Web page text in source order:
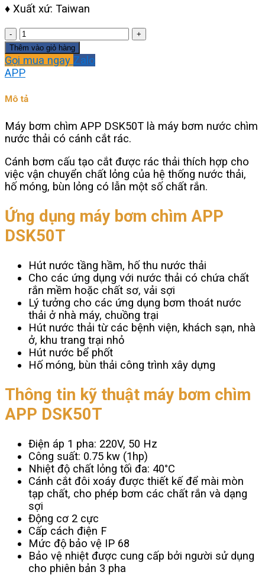
♦ Xuất xứ: Taiwan
Máy
bơm
chìm
APP
DSK50T
số
Thêm vào giỏ hàng
Gọi mua ngay Zalo
APP
Mô tả
Máy bơm chìm APP DSK50T là máy bơm nước chìm
nước thải có cánh cắt rác.
Cánh bơm cấu tạo cắt được rác thải thích hợp cho
việc vận chuyển chất lỏng của hệ thống nước thải,
hố móng, bùn lỏng có lẫn một số chất rắn.
Ứng dụng máy bơm chìm APP
DSK50T
Hút nước tầng hầm, hố thu nước thải
Cho các ứng dụng với nước thải có chứa chất
rắn mềm hoặc chất sơ, vải sợi
Lý tưởng cho các ứng dụng bơm thoát nước
thải ở nhà máy, chuồng trại
Hút nước thải từ các bệnh viện, khách sạn, nhà
ở, khu trang trại nhỏ
Hút nước bể phốt
Hố móng, bùn thải công trình xây dựng
Thông tin kỹ thuật máy bơm chìm
APP DSK50T
Điện áp 1 pha: 220V, 50 Hz
Công suất: 0.75 kw (1hp)
Nhiệt độ chất lỏng tối đa: 40°C
Cánh cắt đôi xoáy được thiết kế để mài mòn
tạp chất, cho phép bơm các chất rắn và dạng
sợi
Động cơ 2 cực
Cấp cách điện F
Mức độ bảo vệ IP 68
Bảo vệ nhiệt được cung cấp bởi người sử dụng
cho phiên bản 3 pha